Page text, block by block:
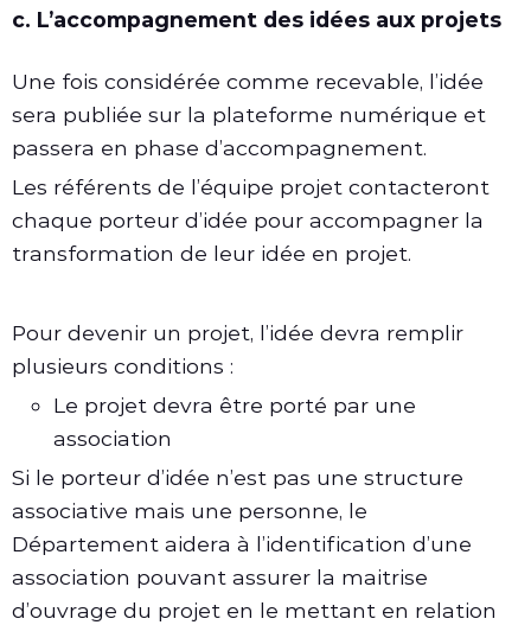
c. L’accompagnement des idées aux projets
Une fois considérée comme recevable, l’idée
sera publiée sur la plateforme numérique et
passera en phase d’accompagnement.
Les référents de l’équipe projet contacteront
chaque porteur d’idée pour accompagner la
transformation de leur idée en projet.
Pour devenir un projet, l’idée devra remplir
plusieurs conditions :
Le projet devra être porté par une
association
Si le porteur d’idée n’est pas une structure
associative mais une personne, le
Département aidera à l’identification d’une
association pouvant assurer la maitrise
d’ouvrage du projet en le mettant en relation